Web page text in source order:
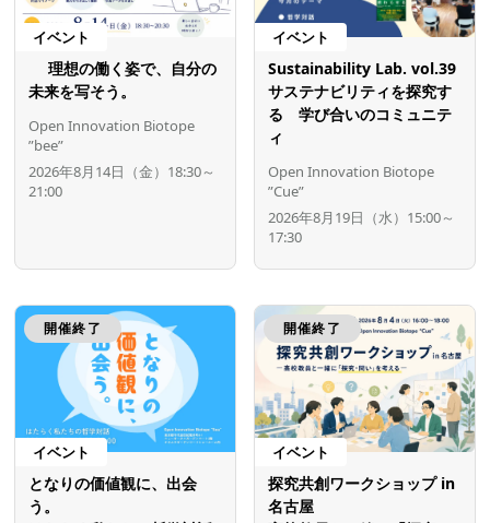
イベント
理想の働く姿で、自分の
未来を写そう。
Open Innovation Biotope
”bee”
2026年8月14日（金）18:30～
21:00
イベント
Sustainability Lab. vol.39
サステナビリティを探究す
る 学び合いのコミュニテ
ィ
Open Innovation Biotope
”Cue”
2026年8月19日（水）15:00～
17:30
開催終了
イベント
となりの価値観に、出会
う。
開催終了
イベント
探究共創ワークショップ in
名古屋